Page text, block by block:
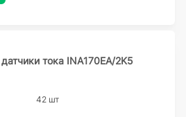
тока INA170EA/2K5
42 шт